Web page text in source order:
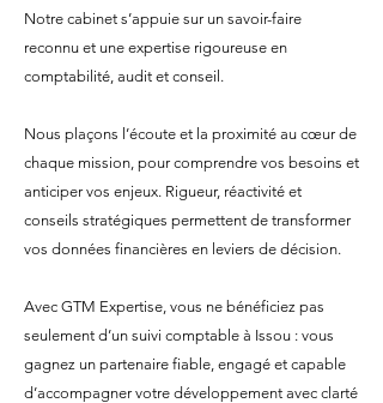
Notre cabinet s’appuie sur un savoir-faire
reconnu et une expertise rigoureuse en
comptabilité, audit et conseil.
Nous plaçons l’écoute et la proximité au cœur de
chaque mission, pour comprendre vos besoins et
anticiper vos enjeux. Rigueur, réactivité et
conseils stratégiques permettent de transformer
vos données financières en leviers de décision.
Avec GTM Expertise, vous ne bénéficiez pas
seulement d’un suivi comptable à Issou : vous
gagnez un partenaire fiable, engagé et capable
d’accompagner votre développement avec clarté